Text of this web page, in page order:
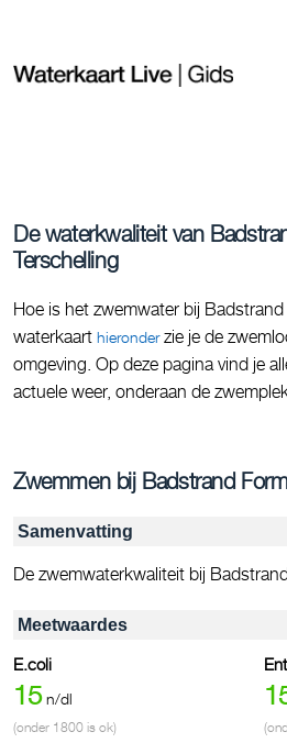
De waterkwaliteit van
Terschelling
Hoe is het zwemwater bij
waterkaart hieronderzie je de
omgeving. Op deze pagina vind je
actuele weer, onderaan de
Zwemmen bij Badstrand
Samenvatting
De zwemwaterkwaliteit bij
Meetwaardes
E.coli
15 n/dl
(onder 1800 is ok)